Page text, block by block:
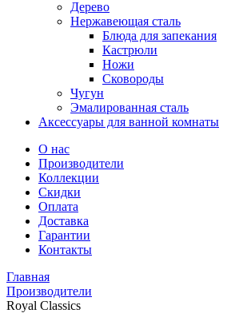
Дерево
Нержавеющая сталь
Блюда для запекания
Кастрюли
Ножи
Сковороды
Чугун
Эмалированная сталь
Аксессуары для ванной комнаты
О нас
Производители
Коллекции
Скидки
Оплата
Доставка
Гарантии
Контакты
Главная
Производители
Royal Classics